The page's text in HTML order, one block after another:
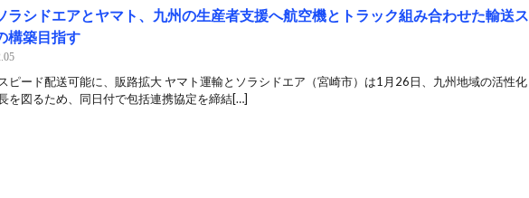
ラシドエアとヤマト、九州の生産者支援へ航空機とトラック組み合わせた輸送ス
構築目指す
ピード配送可能に、販路拡大 ヤマト運輸とソラシドエア（宮崎市）は1月26日、九州地域の活性化
を図るため、同日付で包括連携協定を締結[…]